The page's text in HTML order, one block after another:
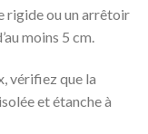
rigide ou un arrêtoir
moins 5 cm.
vérifiez que la
et étanche à